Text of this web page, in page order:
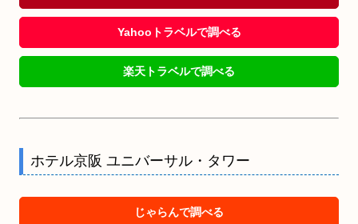
Yahooトラベルで調べる
楽天トラベルで調べる
ホテル京阪 ユニバーサル・タワー
じゃらんで調べる